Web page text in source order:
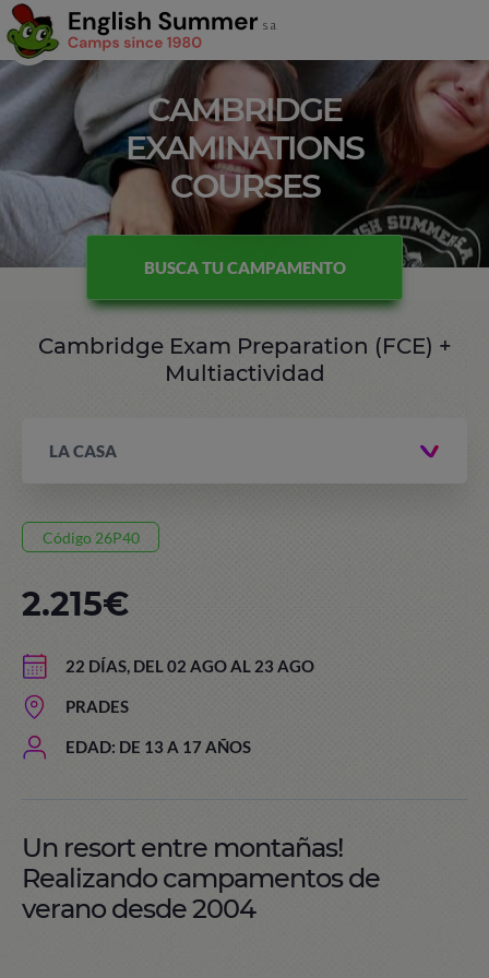
CAMBRIDGE
EXAMINATIONS
COURSES
BUSCA TU CAMPAMENTO
Cambridge Exam Preparation (FCE) +
Multiactividad
LA CASA
Código 26P40
22 DÍAS, DEL 02 AGO AL 23 AGO
PRADES
EDAD: DE 13 A 17 AÑOS
2.215€
Un resort entre montañas!
Realizando campamentos de
verano desde 2004